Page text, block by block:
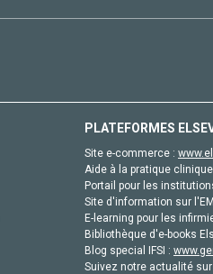
PLATEFORMES
Site e-commerce :
Aide à la pratique
Portail pour les
Site d'information sur
E-learning pour les
Bibliothèque d'e-books
Blog special IFSI :
Suivez notre actualité